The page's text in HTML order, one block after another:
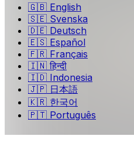
🇬🇧 English
🇸🇪 Svenska
🇩🇪 Deutsch
🇪🇸 Español
🇫🇷 Français
🇮🇳 हिन्दी
🇮🇩 Indonesia
🇯🇵 日本語
🇰🇷 한국어
🇵🇹 Português